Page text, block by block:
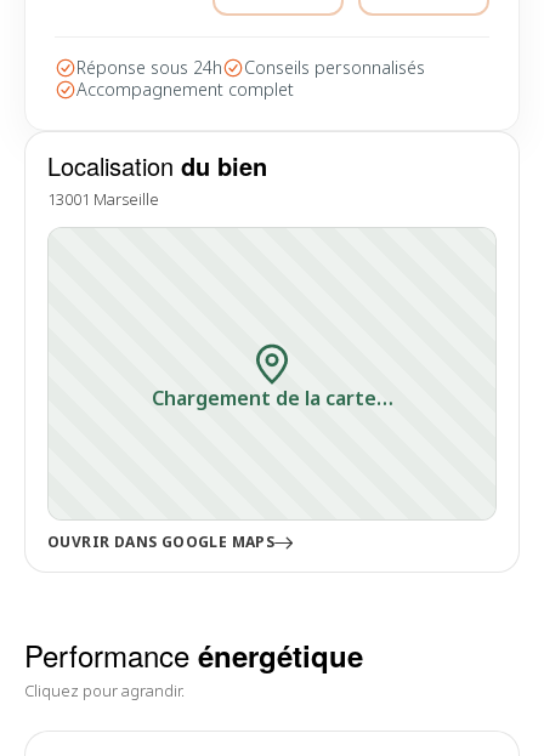
Localisation du bien
13001 Marseille
Chargement de la carte…
OUVRIR DANS GOOGLE MAPS
Réponse sous 24h
Conseils personnalisés
Accompagnement complet
Performance énergétique
Cliquez pour agrandir.